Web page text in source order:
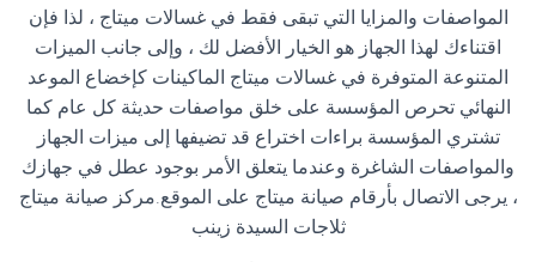
المواصفات والمزايا التي تبقى فقط في غسالات ميتاج ، لذا فإن
اقتناءك لهذا الجهاز هو الخيار الأفضل لك ، وإلى جانب الميزات
المتنوعة المتوفرة في غسالات ميتاج الماكينات كإخضاع الموعد
النهائي تحرص المؤسسة على خلق مواصفات حديثة كل عام كما
تشتري المؤسسة براءات اختراع قد تضيفها إلى ميزات الجهاز
والمواصفات الشاغرة وعندما يتعلق الأمر بوجود عطل في جهازك
، يرجى الاتصال بأرقام صيانة ميتاج على الموقع.مركز صيانة ميتاج
ثلاجات السيدة زينب